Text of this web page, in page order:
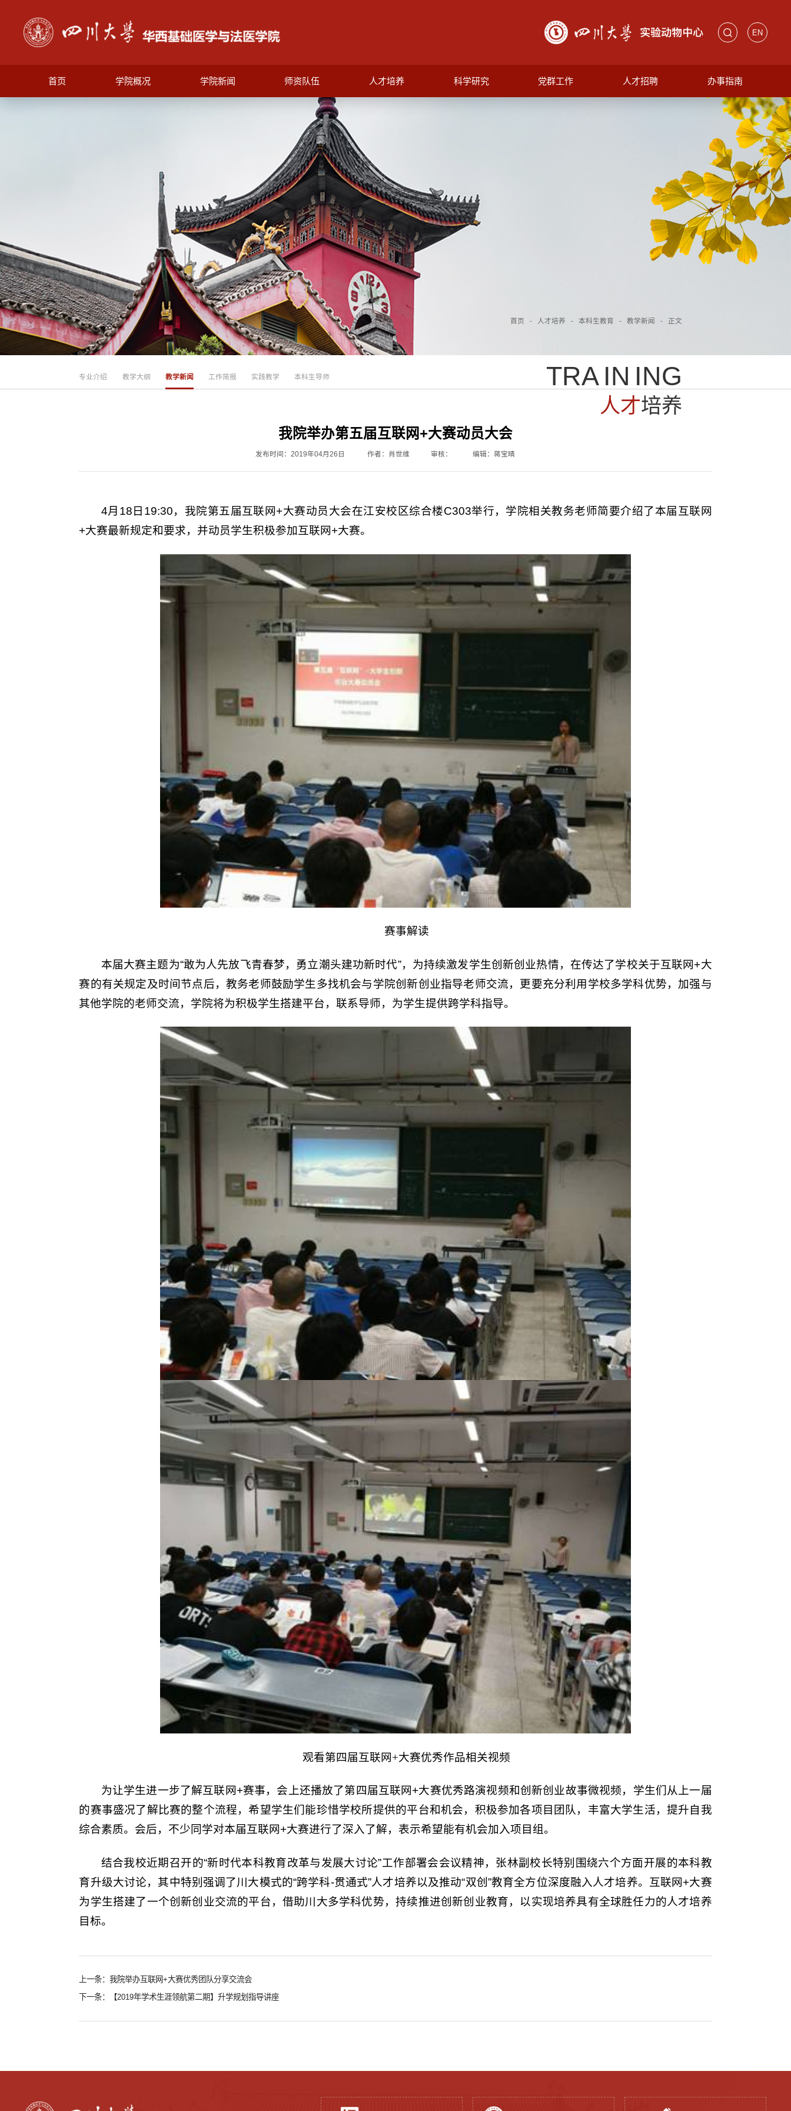
EN
首页 学院概况 学院新闻 师资队伍 人才培养 科学研究 党群工作 人才招聘 办事指南
TRA IN ING
人才培养
首页 - 人才培养 - 本科生教育 - 教学新闻 - 正文
专业介绍 教学大纲 教学新闻 工作简报 实践教学 本科生导师
我院举办第五届互联网+大赛动员大会
发布时间：2019年04月26日 作者：肖世维 审核： 编辑：蒋宝晴
4月18日19:30，我院第五届互联网+大赛动员大会在江安校区综合楼C303举行，学院相关教务老师简要介绍了本届互联网
+大赛最新规定和要求，并动员学生积极参加互联网+大赛。
赛事解读
本届大赛主题为“敢为人先放飞青春梦，勇立潮头建功新时代”，为持续激发学生创新创业热情，在传达了学校关于互联网+大
赛的有关规定及时间节点后，教务老师鼓励学生多找机会与学院创新创业指导老师交流，更要充分利用学校多学科优势，加强与
其他学院的老师交流，学院将为积极学生搭建平台，联系导师，为学生提供跨学科指导。
观看第四届互联网+大赛优秀作品相关视频
为让学生进一步了解互联网+赛事，会上还播放了第四届互联网+大赛优秀路演视频和创新创业故事微视频，学生们从上一届
的赛事盛况了解比赛的整个流程，希望学生们能珍惜学校所提供的平台和机会，积极参加各项目团队，丰富大学生活，提升自我
综合素质。会后，不少同学对本届互联网+大赛进行了深入了解，表示希望能有机会加入项目组。
结合我校近期召开的“新时代本科教育改革与发展大讨论”工作部署会会议精神，张林副校长特别围绕六个方面开展的本科教
育升级大讨论，其中特别强调了川大模式的“跨学科-贯通式”人才培养以及推动“双创”教育全方位深度融入人才培养。互联网+大赛
为学生搭建了一个创新创业交流的平台，借助川大多学科优势，持续推进创新创业教育，以实现培养具有全球胜任力的人才培养
目标。
上一条：我院举办互联网+大赛优秀团队分享交流会
下一条：【2019年学术生涯领航第二期】升学规划指导讲座